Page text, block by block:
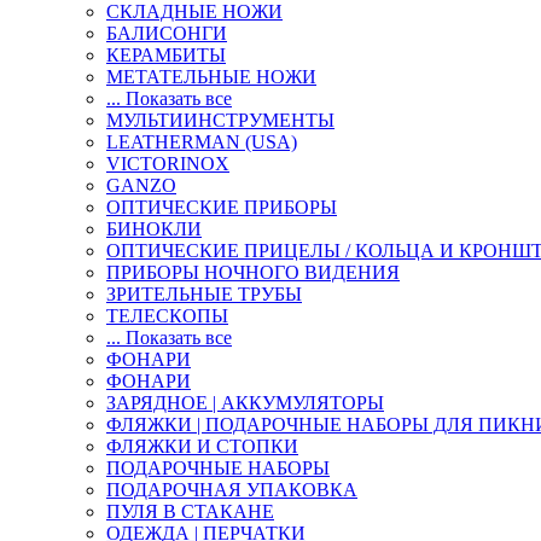
СКЛАДНЫЕ НОЖИ
БАЛИСОНГИ
КЕРАМБИТЫ
МЕТАТЕЛЬНЫЕ НОЖИ
... Показать все
МУЛЬТИИНСТРУМЕНТЫ
LEATHERMAN (USA)
VICTORINOX
GANZO
ОПТИЧЕСКИЕ ПРИБОРЫ
БИНОКЛИ
ОПТИЧЕСКИЕ ПРИЦЕЛЫ / КОЛЬЦА И
ПРИБОРЫ НОЧНОГО ВИДЕНИЯ
ЗРИТЕЛЬНЫЕ ТРУБЫ
ТЕЛЕСКОПЫ
... Показать все
ФОНАРИ
ФОНАРИ
ЗАРЯДНОЕ | АККУМУЛЯТОРЫ
ФЛЯЖКИ | ПОДАРОЧНЫЕ НАБОРЫ ДЛЯ
ФЛЯЖКИ И СТОПКИ
ПОДАРОЧНЫЕ НАБОРЫ
ПОДАРОЧНАЯ УПАКОВКА
ПУЛЯ В СТАКАНЕ
ОДЕЖДА | ПЕРЧАТКИ